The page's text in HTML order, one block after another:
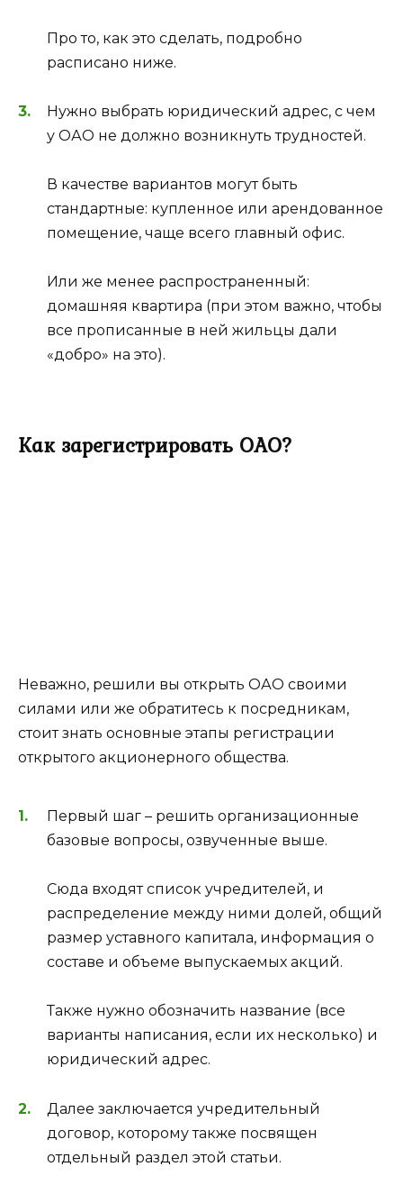
Про то, как это сделать, подробно
расписано ниже.
Нужно выбрать юридический адрес, с чем
у ОАО не должно возникнуть трудностей.
В качестве вариантов могут быть
стандартные: купленное или арендованное
помещение, чаще всего главный офис.
Или же менее распространенный:
домашняя квартира (при этом важно, чтобы
все прописанные в ней жильцы дали
«добро» на это).
Как зарегистрировать ОАО?
Неважно, решили вы открыть ОАО своими
силами или же обратитесь к посредникам,
стоит знать основные этапы регистрации
открытого акционерного общества.
Первый шаг – решить организационные
базовые вопросы, озвученные выше.
Сюда входят список учредителей, и
распределение между ними долей, общий
размер уставного капитала, информация о
составе и объеме выпускаемых акций.
Также нужно обозначить название (все
варианты написания, если их несколько) и
юридический адрес.
Далее заключается учредительный
договор, которому также посвящен
отдельный раздел этой статьи.